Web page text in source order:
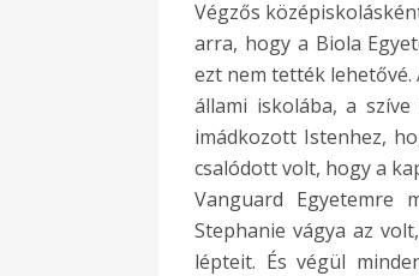
Végzős
arra, hogy a Biola
ezt nem tették
állami iskolába, a
imádkozott Istenhez,
csalódott volt, hogy a
Vanguard Egyetemre
Stephanie vágya az
lépteit. És végül